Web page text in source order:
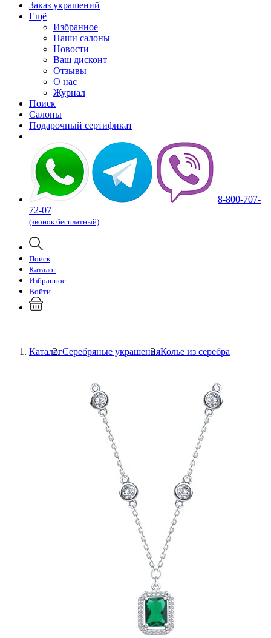
Заказ украшений
Ещё
Избранное
Наши салоны
Новости
Ваш дисконт
Отзывы
О нас
Журнал
Поиск
Салоны
Подарочный сертификат
8-800-707-
72-07
(звонок бесплатный)
Поиск
Каталог
Избранное
Войти
КаталогСеребряные украшенияКолье из серебра